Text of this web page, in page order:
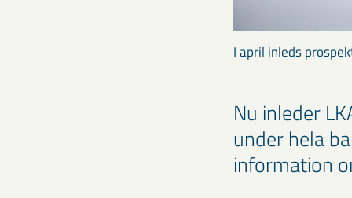
I april inleds
Nu inleder
under hela
information